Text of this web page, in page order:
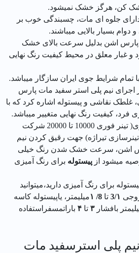
کن، هرگز خشک نمیشود.
جلوه ای مات، چسبندگی خوب بر
بسیار بالایی میباشند.
پارس اشن بدلیل سرعت بالای خشک
و غبار معلق در محیط کیفیت رنگ نهایی
تمام شرايط جوی ايران سازگار میباشد.
در اجرای نیم پلی استر سفید مات پارس
غلطک نقاشی و پیستوله اشاره کرد که با
فرد، کیفیت رنگ نهایی متغییر میباشد.
بدلیل استفاده از تینرفوری( تینر فوری 10000 تا 20000 شرکت
تینرسازی تیراژه) جهت رقیق کردن نیم
اشن، سرعت خشک شدن رنگ خیلی
میشود ازپیستوله برای رنگ آمیزی
برای رنگ آمیزی دارید،میتوانید
3/۱ تا8/ ۱
ميليمتر، ياپيستوله كاسه
بافشار ۳ تا۴ باراتمسفراستفاده
پلی استرسفید مات